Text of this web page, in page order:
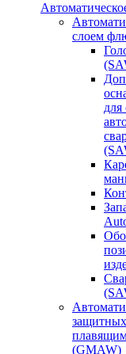
слоем
для
защитных
(GMAW)